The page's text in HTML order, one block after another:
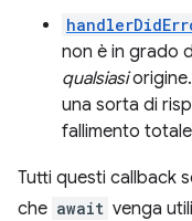
non è in grado
qualsiasi
una sorta di
fallimento
Tutti questi callback
che await venga